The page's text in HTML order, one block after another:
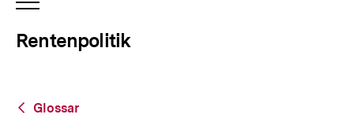
bpb.deINHALTSNAVIGATION
Rentenpolitik
Zurück
Glossar